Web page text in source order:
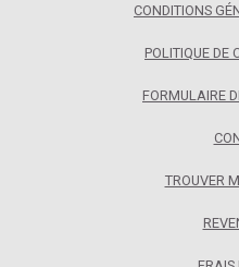
CONDITIONS
POLITIQUE DE
FORMULAIRE
TROUVER